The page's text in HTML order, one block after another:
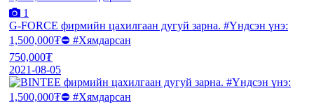
1
G-FORCE фирмийн цахилгаан дугуй зарна. #Үндсэн үнэ:
1,500,000₮⛔️ #Хямдарсан
750,000₮
2021-08-05